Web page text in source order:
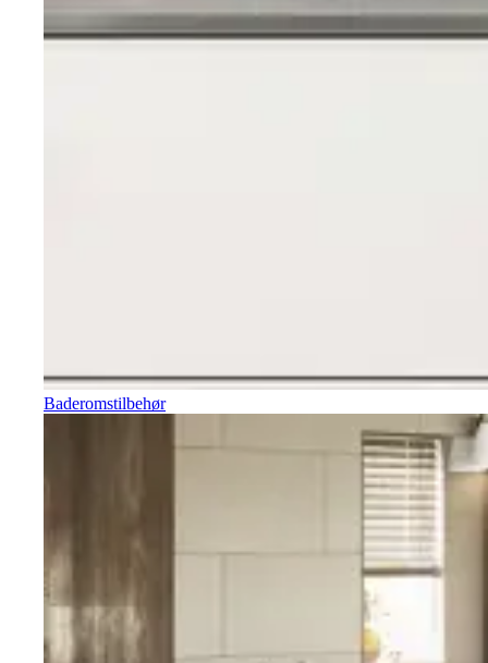
Baderomstilbehør